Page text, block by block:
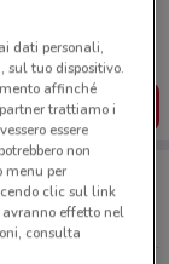
vicino a te,
comodamente
dati personali,
tuo dispositivo.
affinché
trattiamo i
essere
non
menu per
clic sul link
effetto nel
consulta